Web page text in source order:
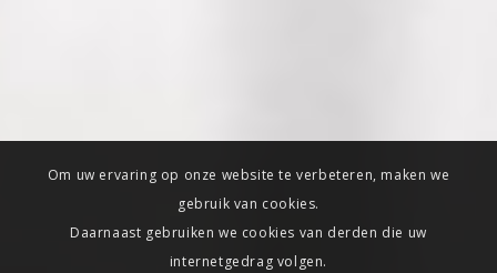
Om uw ervaring op onze website te verbeteren, maken we
gebruik van cookies.
Daarnaast gebruiken we cookies van derden die uw
internetgedrag volgen.